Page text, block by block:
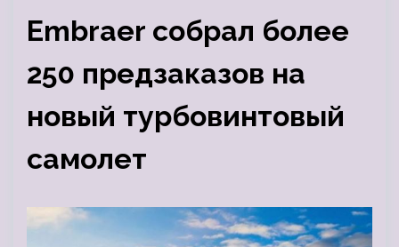
Embraer собрал более
250 предзаказов на
новый турбовинтовый
самолет